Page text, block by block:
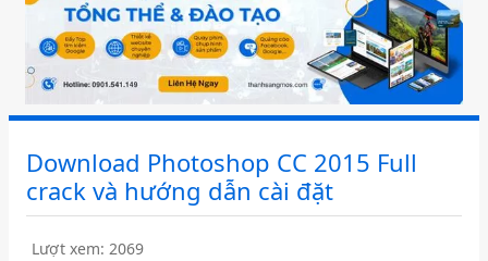
Download Photoshop CC 2015 Full
crack và hướng dẫn cài đặt
Lượt xem: 2069